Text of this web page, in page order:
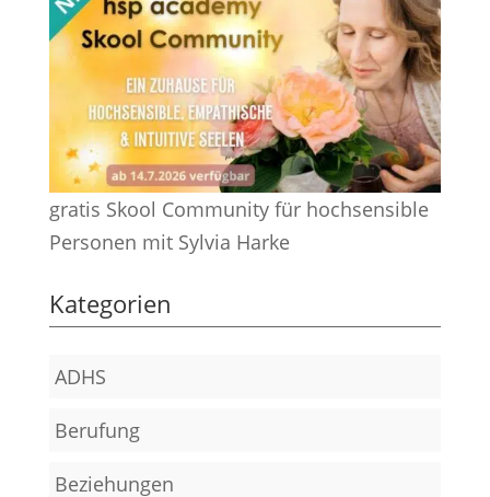
gratis Skool Community für hochsensible
Personen mit Sylvia Harke
Kategorien
ADHS
Berufung
Beziehungen